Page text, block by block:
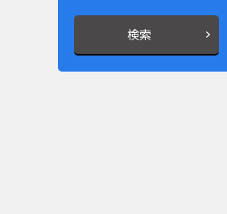
検索